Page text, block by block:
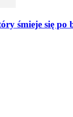
śmieje się po